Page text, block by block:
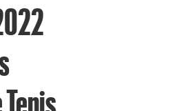
Tenis